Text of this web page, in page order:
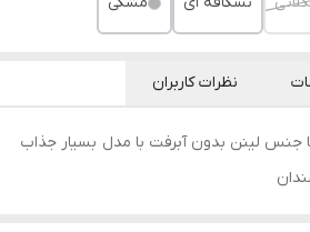
نظرات کاربران
جنس لینن بدون آبرفت با مدل بسیار جذاب